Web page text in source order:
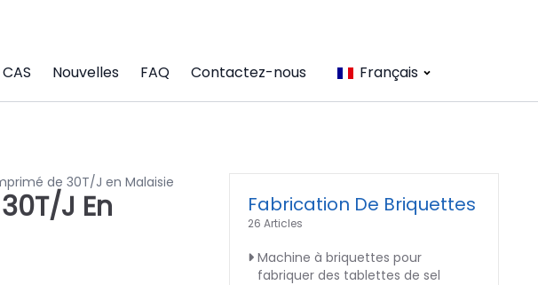
CAS Nouvelles FAQ Contactez-nous Français
de 30T/J en Malaisie
J En
Fabrication De Briquettes
26 Articles
Machine à briquettes pour
fabriquer des tablettes de sel